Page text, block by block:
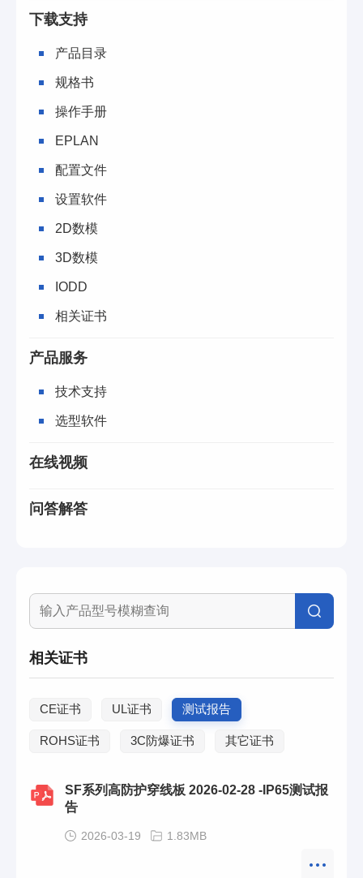
下载支持
产品目录
规格书
操作手册
EPLAN
配置文件
设置软件
2D数模
3D数模
IODD
相关证书
产品服务
技术支持
选型软件
在线视频
问答解答
相关证书
CE证书 UL证书 测试报告
ROHS证书 3C防爆证书 其它证书
SF系列高防护穿线板 2026-02-28 -IP65测试报
告
2026-03-19 1.83MB